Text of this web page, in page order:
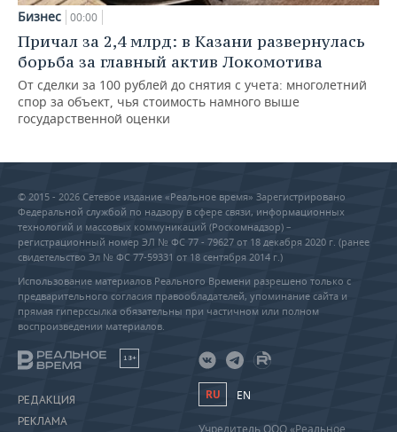
Бизнес 00:00
Причал за 2,4 млрд: в Казани развернулась
борьба за главный актив Локомотива
От сделки за 100 рублей до снятия с учета: многолетний
спор за объект, чья стоимость намного выше
государственной оценки
© 2015 - 2026 Сетевое издание «Реальное время» Зарегистрировано
Федеральной службой по надзору в сфере связи, информационных
технологий и массовых коммуникаций (Роскомнадзор) –
регистрационный номер ЭЛ № ФС 77 - 79627 от 18 декабря 2020 г. (ранее
свидетельство Эл № ФС 77-59331 от 18 сентября 2014 г.)
Использование материалов Реального Времени разрешено только с
предварительного согласия правообладателей, упоминание сайта и
прямая гиперссылка обязательны при частичном или полном
воспроизведении материалов.
18+
РЕДАКЦИЯ
РЕКЛАМА
RU EN
Учредитель ООО «Реальное